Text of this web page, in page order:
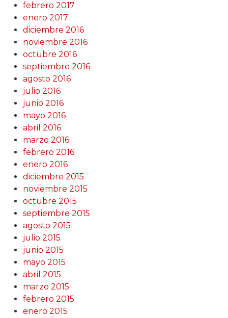
febrero 2017
enero 2017
diciembre 2016
noviembre 2016
octubre 2016
septiembre 2016
agosto 2016
julio 2016
junio 2016
mayo 2016
abril 2016
marzo 2016
febrero 2016
enero 2016
diciembre 2015
noviembre 2015
octubre 2015
septiembre 2015
agosto 2015
julio 2015
junio 2015
mayo 2015
abril 2015
marzo 2015
febrero 2015
enero 2015